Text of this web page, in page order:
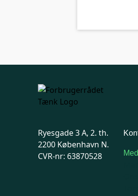
Ryesgade 3 A, 2. th.
2200 København N.
CVR-nr: 63870528